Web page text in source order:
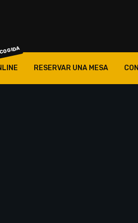
ELECTRÓNICO*
utilizarán para mejorar su
RESERVAR UNA MESA